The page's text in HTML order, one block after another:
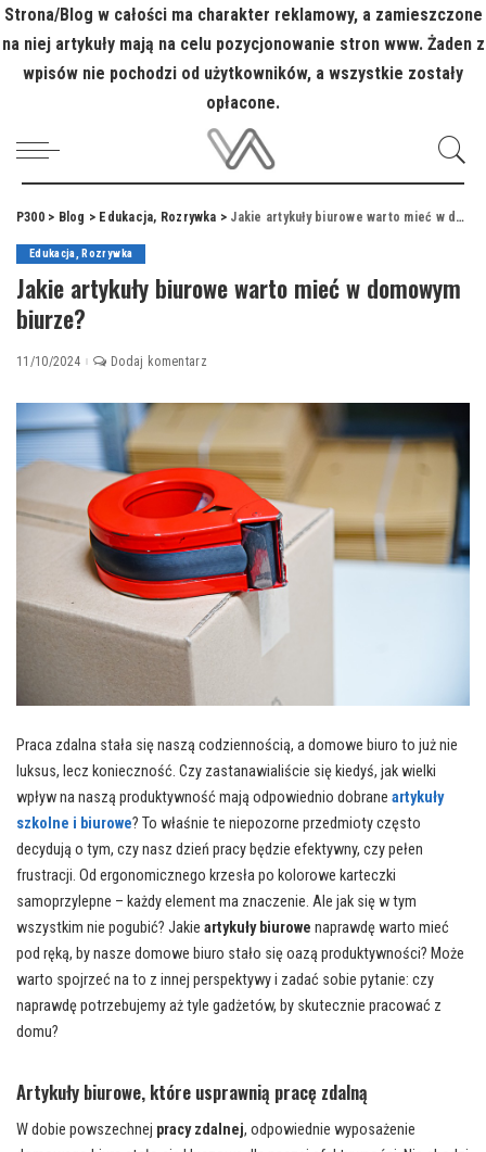
Strona/Blog w całości ma charakter reklamowy, a zamieszczone
na niej artykuły mają na celu pozycjonowanie stron www. Żaden z
wpisów nie pochodzi od użytkowników, a wszystkie zostały
opłacone.
P300> Blog > Edukacja, Rozrywka > Jakie artykuły biurowe warto mieć w domowym biurze?
Edukacja, Rozrywka
Jakie artykuły biurowe warto mieć w domowym
biurze?
11/10/2024 Dodaj komentarz
Praca zdalna stała się naszą codziennością, a domowe biuro to już nie
luksus, lecz konieczność. Czy zastanawialiście się kiedyś, jak wielki
wpływ na naszą produktywność mają odpowiednio dobrane artykuły
szkolne i biurowe? To właśnie te niepozorne przedmioty często
decydują o tym, czy nasz dzień pracy będzie efektywny, czy pełen
frustracji. Od ergonomicznego krzesła po kolorowe karteczki
samoprzylepne – każdy element ma znaczenie. Ale jak się w tym
wszystkim nie pogubić? Jakie artykuły biurowe naprawdę warto mieć
pod ręką, by nasze domowe biuro stało się oazą produktywności? Może
warto spojrzeć na to z innej perspektywy i zadać sobie pytanie: czy
naprawdę potrzebujemy aż tyle gadżetów, by skutecznie pracować z
domu?
Artykuły biurowe, które usprawnią pracę zdalną
W dobie powszechnej pracy zdalnej, odpowiednie wyposażenie